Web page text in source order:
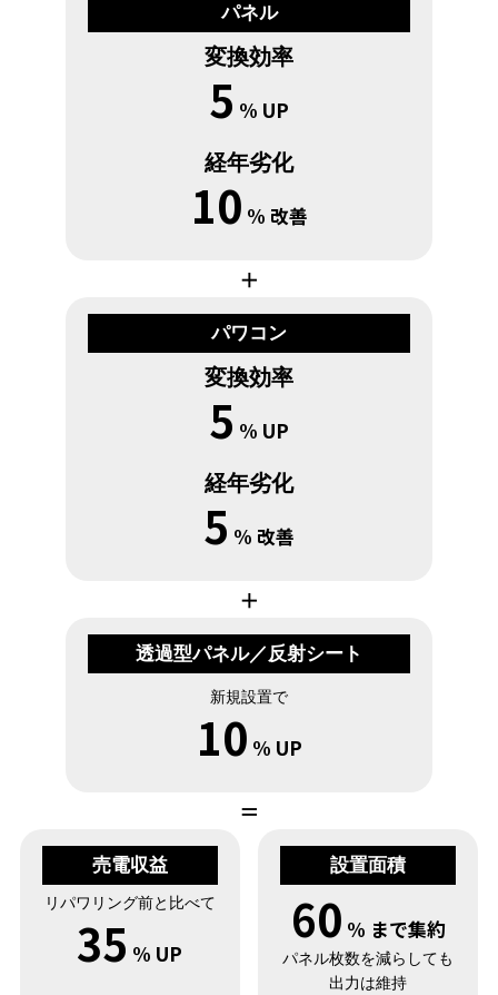
パネル
変換効率
5 % UP
経年劣化
10 % 改善
＋
パワコン
変換効率
5 % UP
経年劣化
5 % 改善
＋
透過型パネル／反射シート
新規設置で
10 % UP
＝
売電収益
リパワリング前と比べて
35 % UP
設置面積
60 % まで集約
パネル枚数を減らしても
出力は維持